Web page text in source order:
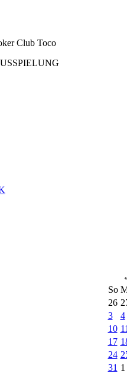
Club Toco
So
26
3
4
10
17
24
31 1